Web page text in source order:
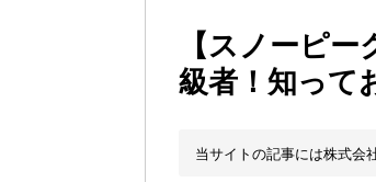
北アルプスの最奥部、黒部・雲ノ平へ！
有名な
おでかけ情報サービス「aumo」が連携
使わな
キャンプYouTuber尾上祐一郎が自信を
アトミ
スノーピークの限定バーナー入荷しました
猫が支
パタゴニアのウエアやビールが「地球を
押入れ
【ソロキャンプの魅力を満喫】ソロテン
【ポッ
ゴアテックスウエアの洗濯・保管やメン
北アル
【注目】モンベルがキャンプ用品に注力
登山時
人気の靴メーカー！スカルパの特集！選
クライ
パティシエキャンパーSakiさんに教わる
パティ
登山歴3年目のテント泊装備・持ち物を
【八ヶ
【2021年最新！】9月Amazonのタイム
ペトロ
「オトナ女子の山登り」チャンネル、山
【山で
【高品質】この冬使いたいマーモットの
ビクト
人気の靴メーカー！スカルパの特集！選
フォッ
源流テンカラ釣り たいしょーの想い出釣
源流テ
ゴアテックスウエアの洗濯・保管やメン
日本向
源流テンカラ釣りのリアルがここにある
パティ
【書籍発売！】ソロキャンプYouTuber
【ソロ
パティシエキャンパーSakiさんに教わる
パティ
【スノーピ
級者！知って
当サイトの記事には株式会